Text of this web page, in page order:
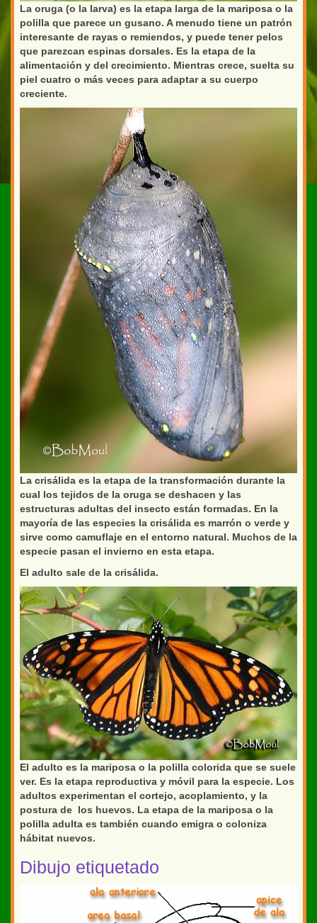
La oruga (o la larva) es la etapa larga de la mariposa o la
polilla que parece un gusano. A menudo tiene un patrón
interesante de rayas o remiendos, y puede tener pelos
que parezcan espinas dorsales. Es la etapa de la
alimentación y del crecimiento. Mientras crece, suelta su
piel cuatro o más veces para adaptar a su cuerpo
creciente.
La crisálida es la etapa de la transformación durante la
cual los tejidos de la oruga se deshacen y las
estructuras adultas del insecto están formadas. En la
mayoría de las especies la crisálida es marrón o verde y
sirve como camuflaje en el entorno natural. Muchos de la
especie pasan el invierno en esta etapa.
El adulto sale de la crisálida.
El adulto es la mariposa o la polilla colorida que se suele
ver. Es la etapa reproductiva y móvil para la especie. Los
adultos experimentan el cortejo, acoplamiento, y la
postura de los huevos. La etapa de la mariposa o la
polilla adulta es también cuando emigra o coloniza
hábitat nuevos.
Dibujo etiquetado